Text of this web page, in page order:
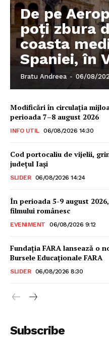
De pe
poți zbura
coasta
Spaniei, în
Bratu Andreea - 06/08/
Modificări în circulația
perioada 7–8 august 2026
INFO UTIL 06/08/2026 14:30
Cod portocaliu de vijelii,
judeţul Iași
SLIDER 06/08/2026 14:24
În perioada 5-9 august
filmului românesc
EVENIMENT 06/08/2026 9:12
Fundația FARA lansează o
Bursele Educaționale FARA
SLIDER 06/08/2026 8:30
Subscribe